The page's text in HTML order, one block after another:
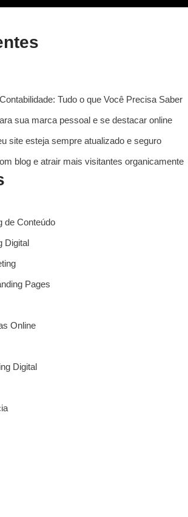
Tudo o que Você Precisa Saber
sua marca pessoal e se destacar online
site esteja sempre atualizado e seguro
blog e atrair mais visitantes organicamente
de Conteúdo
Digital
Pages
Online
Digital